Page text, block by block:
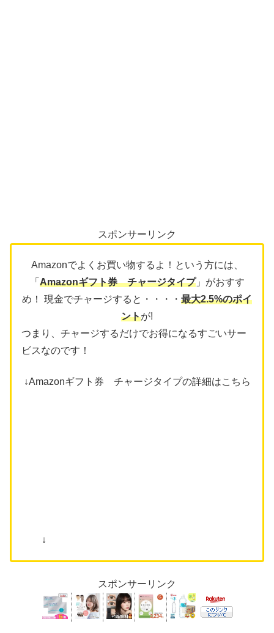
スポンサーリンク
Amazonでよくお買い物するよ！という方には、
「 Amazonギフト券 チャージタイプ」がおすす
め！ 現金でチャージすると・・・・ 最大2.5%のポイ
ントが!
つまり、チャージするだけでお得になるすごいサー
ビスなのです！
↓Amazonギフト券 チャージタイプの詳細はこちら
↓
スポンサーリンク